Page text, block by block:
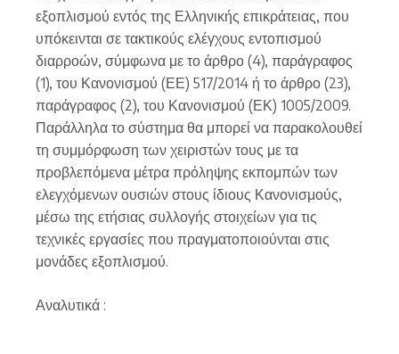
εξοπλισμού εντός της Ελληνικής επικράτειας, που
υπόκεινται σε τακτικούς ελέγχους εντοπισμού
διαρροών, σύμφωνα με το άρθρο (4), παράγραφος
(1), του Κανονισμού (ΕΕ) 517/2014 ή το άρθρο (23),
παράγραφος (2), του Κανονισμού (ΕΚ) 1005/2009.
Παράλληλα το σύστημα θα μπορεί να παρακολουθεί
τη συμμόρφωση των χειριστών τους με τα
προβλεπόμενα μέτρα πρόληψης εκπομπών των
ελεγχόμενων ουσιών στους ίδιους Κανονισμούς,
μέσω της ετήσιας συλλογής στοιχείων για τις
τεχνικές εργασίες που πραγματοποιούνται στις
μονάδες εξοπλισμού.
Αναλυτικά :